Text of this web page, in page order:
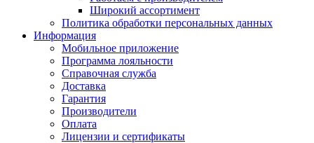
Широкий ассортимент
Политика обработки персональных данных
Информация
Мобильное приложение
Программа лояльности
Справочная служба
Доставка
Гарантия
Производители
Оплата
Лицензии и сертификаты